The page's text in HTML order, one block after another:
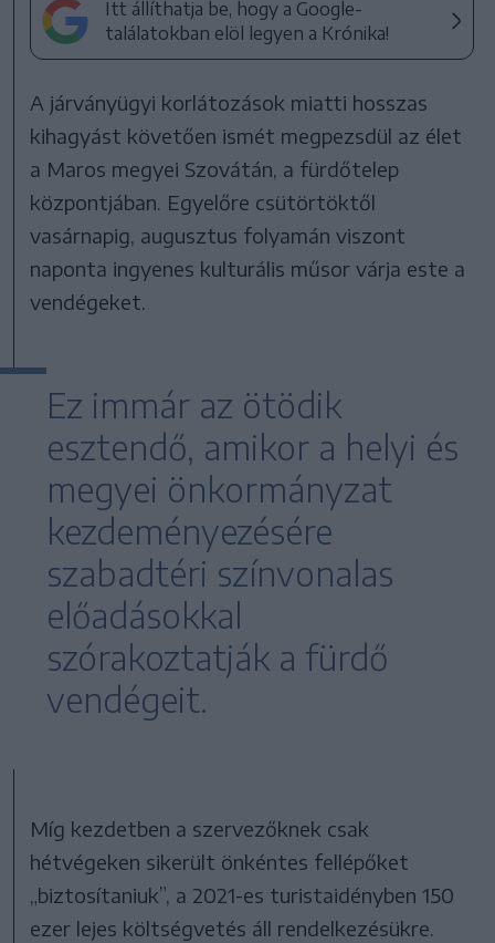
Itt állíthatja be, hogy a Google-
találatokban elöl legyen a Krónika!
A járványügyi korlátozások miatti hosszas
kihagyást követően ismét megpezsdül az élet
a Maros megyei Szovátán, a fürdőtelep
központjában. Egyelőre csütörtöktől
vasárnapig, augusztus folyamán viszont
naponta ingyenes kulturális műsor várja este a
vendégeket.
Ez immár az ötödik
esztendő, amikor a helyi és
megyei önkormányzat
kezdeményezésére
szabadtéri színvonalas
előadásokkal
szórakoztatják a fürdő
vendégeit.
Míg kezdetben a szervezőknek csak
hétvégeken sikerült önkéntes fellépőket
„biztosítaniuk”, a 2021-es turistaidényben 150
ezer lejes költségvetés áll rendelkezésükre.